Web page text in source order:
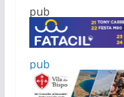
pub
pub